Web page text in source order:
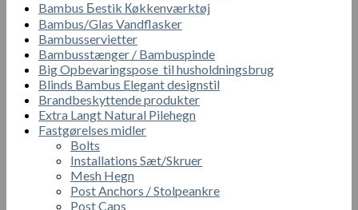
Bambus Бestik Кøkkenværktøj
Bambus/Glas Vandflasker
Bambusservietter
Bambusstænger / Bambuspinde
Big Opbevaringspose til husholdningsbrug
Blinds Bambus Elegant designstil
Brandbeskyttende produkter
Extra Langt Natural Pilehegn
Fastgørelses midler
Bolts
Installations Sæt/Skruer
Mesh Hegn
Post Anchors / Stolpeankre
Post Caps